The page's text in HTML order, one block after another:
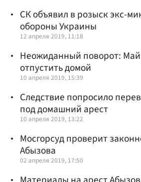
СК объявил в розыск экс-
обороны Украины
12 апреля 2019, 11:18
Неожиданный поворот:
отпустить домой
10 апреля 2019, 15:39
Следствие попросило
под домашний арест
10 апреля 2019, 13:22
Мосгорсуд проверит
Абызова
02 апреля 2019, 17:50